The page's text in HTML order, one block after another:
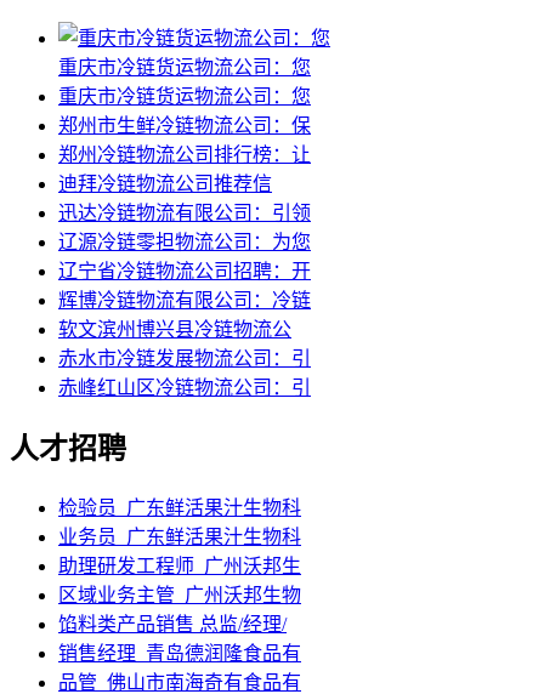
重庆市冷链货运物流公司：您
重庆市冷链货运物流公司：您
郑州市生鲜冷链物流公司：保
郑州冷链物流公司排行榜：让
迪拜冷链物流公司推荐信
迅达冷链物流有限公司：引领
辽源冷链零担物流公司：为您
辽宁省冷链物流公司招聘：开
辉博冷链物流有限公司：冷链
软文滨州博兴县冷链物流公
赤水市冷链发展物流公司：引
赤峰红山区冷链物流公司：引
人才招聘
检验员_广东鲜活果汁生物科
业务员_广东鲜活果汁生物科
助理研发工程师_广州沃邦生
区域业务主管_广州沃邦生物
馅料类产品销售 总监/经理/
销售经理_青岛德润隆食品有
品管_佛山市南海奇有食品有